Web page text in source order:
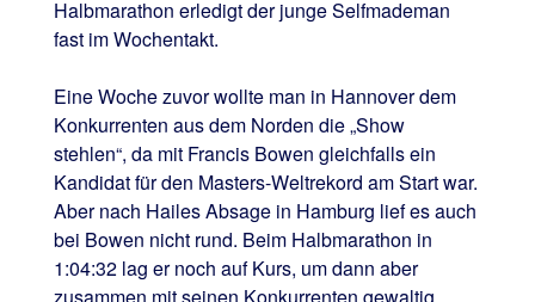
Halbmarathon erledigt der junge Selfmademan
fast im Wochentakt.
Eine Woche zuvor wollte man in Hannover dem
Konkurrenten aus dem Norden die „Show
stehlen“, da mit Francis Bowen gleichfalls ein
Kandidat für den Masters-Weltrekord am Start war.
Aber nach Hailes Absage in Hamburg lief es auch
bei Bowen nicht rund. Beim Halbmarathon in
1:04:32 lag er noch auf Kurs, um dann aber